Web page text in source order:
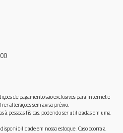
de pagamento são exclusivos para internet e
alterações sem aviso prévio.
à pessoas físicas, podendo ser utilizadas em uma
em nosso estoque. Caso ocorra a